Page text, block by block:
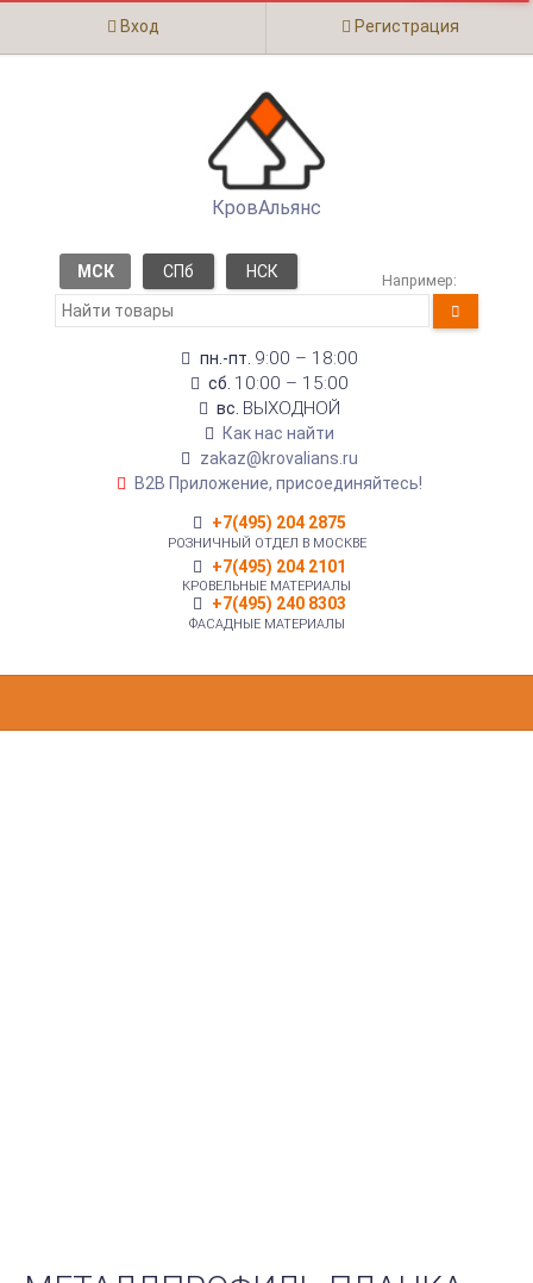
Вход Регистрация
КровАльянс
МСК СПб НСК Например:
пн.-пт. 9:00 – 18:00
сб. 10:00 – 15:00
вс. ВЫХОДНОЙ
Как нас найти
zakaz@krovalians.ru
B2B Приложение, присоединяйтесь!
+7(495) 204 2875
РОЗНИЧНЫЙ ОТДЕЛ В МОСКВЕ
+7(495) 204 2101
КРОВЕЛЬНЫЕ МАТЕРИАЛЫ
+7(495) 240 8303
ФАСАДНЫЕ МАТЕРИАЛЫ